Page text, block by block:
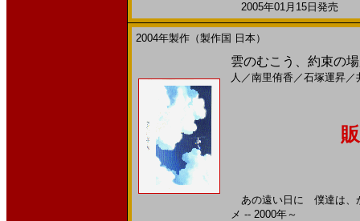
2005年01月15日発売
2004年製作（製作国 日本）
雲のむこう、約束の
人 ／南里侑香 ／石塚運昇／
あの遠い日に 僕達は、
メ -- 2000年～